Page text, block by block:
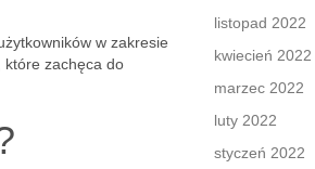
w zakresie
które zachęca do
listopad 2022
kwiecień 2022
marzec 2022
luty 2022
styczeń 2022